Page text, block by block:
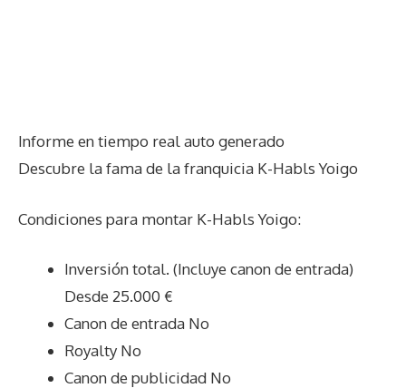
Informe en tiempo real auto generado
Descubre la fama de la franquicia K-Habls Yoigo
Condiciones para montar K-Habls Yoigo:
Inversión total. (Incluye canon de entrada)
Desde 25.000 €
Canon de entrada No
Royalty No
Canon de publicidad No